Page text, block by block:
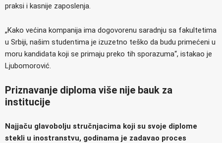
praksi i kasnije zaposlenja.
„Kako većina kompanija ima dogovorenu saradnju sa fakultetima
u Srbiji, našim studentima je izuzetno teško da budu primećeni u
moru kandidata koji se primaju preko tih sporazuma“, istakao je
Ljubomorović.
Priznavanje diploma više nije bauk za
institucije
Najjaču glavobolju stručnjacima koji su svoje diplome
stekli u inostranstvu, godinama je zadavao proces